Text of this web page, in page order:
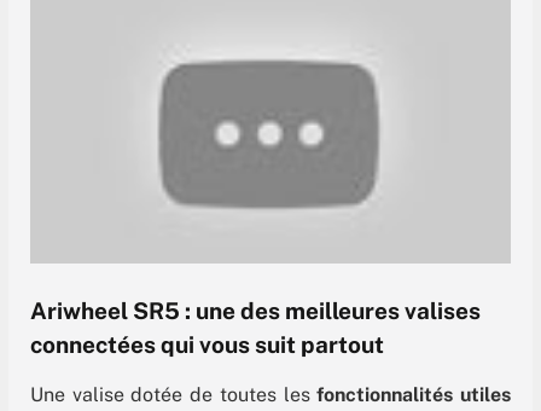
Ariwheel SR5 : une des meilleures valises
connectées qui vous suit partout
Une valise dotée de toutes lesfonctionnalités utiles